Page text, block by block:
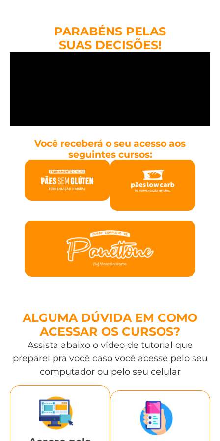
PARABÉNS PELAS
SUAS DECISÕES!
Você receberá o seu acesso aos
seguintes cursos:
ALGUMA DÚVIDA EM COMO
ACESSAR OS CURSOS?
Assista abaixo o vídeo de tutorial que
preparei pra você caso você acesse pelo seu
computador ou pelo seu celular